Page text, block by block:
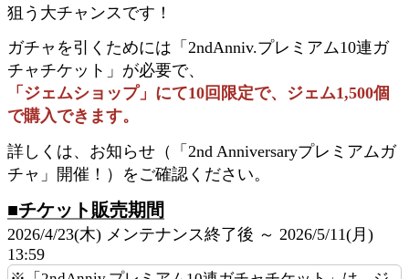
狙う大チャンスです！
ガチャを引くためには「2ndAnniv.プレミアム10連ガ
チャチケット」が必要で、
「ジェムショップ」にて10回限定で、ジェム1,500個
で購入できます。
詳しくは、お知らせ（「2nd Anniversaryプレミアムガ
チャ」開催！）をご確認ください。
■チケット販売期間
2026/4/23(木) メンテナンス終了後 ～ 2026/5/11(月)
13:59